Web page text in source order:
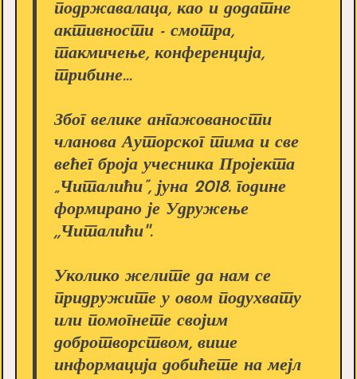
подржавалаца, као и додатне
активности - смотра,
такмичење, конференција,
трибине...
Због велике ангажованости
чланова Ауторског тима и све
већег броја учесника Пројекта
„Читалићи”, јуна 2018. године
формирано је Удружење
,,Читалићи''.
Уколико желите да нам се
придружите у овом подухвату
или помогнете својим
добротворством, више
информација добићете на мејл